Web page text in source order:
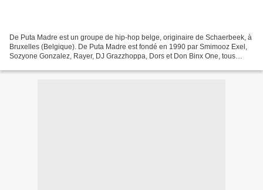
De Puta Madre est un groupe de hip-hop belge, originaire de Schaerbeek, à
Bruxelles (Belgique). De Puta Madre est fondé en 1990 par Smimooz Exel,
Sozyone Gonzalez, Rayer, DJ Grazzhoppa, Dors et Don Binx One, tous